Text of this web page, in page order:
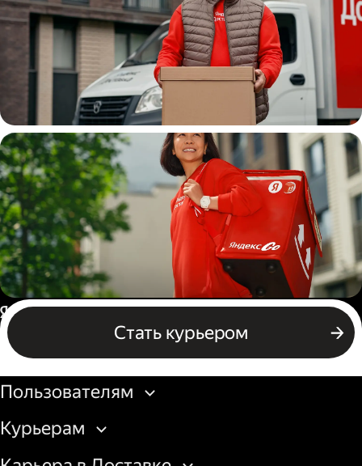
Водитель
грузовой машины
Пеший курьер
Стать курьером
Россия
Бизнесу
Пользователям
Курьерам